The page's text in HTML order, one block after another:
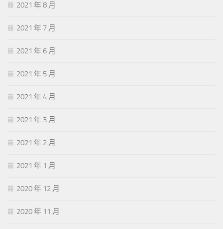
2021 年 8 月
2021 年 7 月
2021 年 6 月
2021 年 5 月
2021 年 4 月
2021 年 3 月
2021 年 2 月
2021 年 1 月
2020 年 12 月
2020 年 11 月